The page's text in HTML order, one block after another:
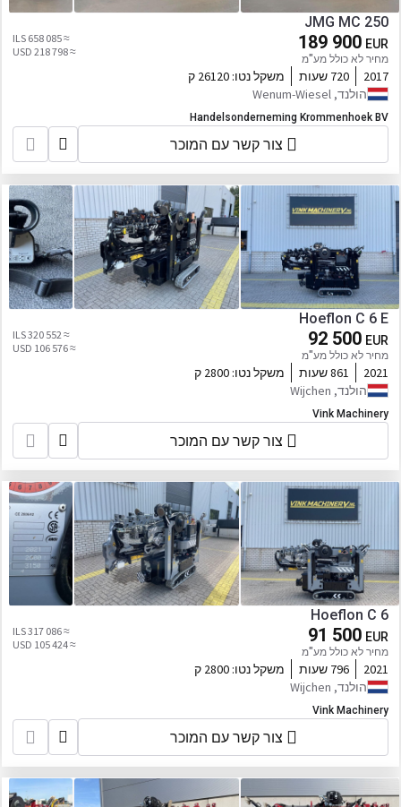
JMG MC 250
189 900 EUR
מחיר לא כולל מע"מ
≈ 658 085 ILS
≈ 218 798 USD
2017 720 שעות משקל נטו: 26120 ק
הולנד, Wenum-Wiesel
Handelsonderneming Krommenhoek BV
צור קשר עם המוכר
Hoeflon C 6 E
92 500 EUR
מחיר לא כולל מע"מ
≈ 320 552 ILS
≈ 106 576 USD
2021 861 שעות משקל נטו: 2800 ק
הולנד, Wijchen
Vink Machinery
צור קשר עם המוכר
Hoeflon C 6
91 500 EUR
מחיר לא כולל מע"מ
≈ 317 086 ILS
≈ 105 424 USD
2021 796 שעות משקל נטו: 2800 ק
הולנד, Wijchen
Vink Machinery
צור קשר עם המוכר